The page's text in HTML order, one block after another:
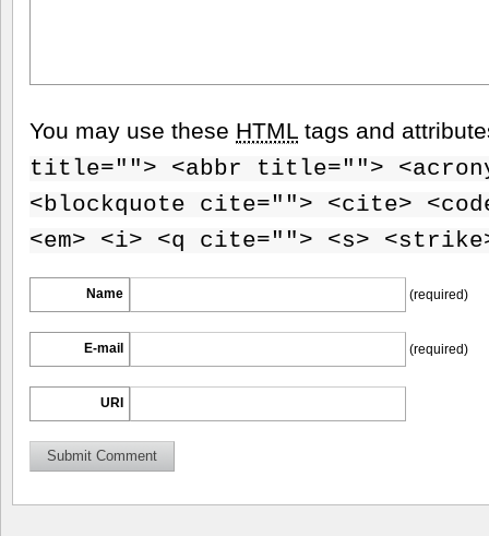
You may use these HTML tags and
title=""> <abbr title="">
<blockquote cite=""> <cite>
<em> <i> <q cite=""> <s>
Name (required)
E-mail (required)
URI